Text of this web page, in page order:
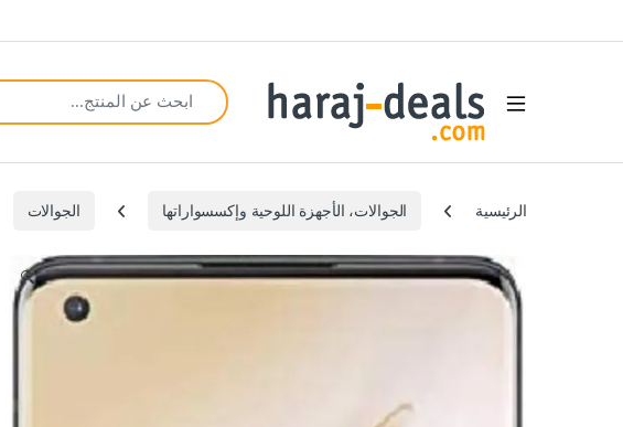
Open
Search for:
الرئيسية الجوالات، الأجهزة اللوحية وإكسسواراتها الجوالات
🔍